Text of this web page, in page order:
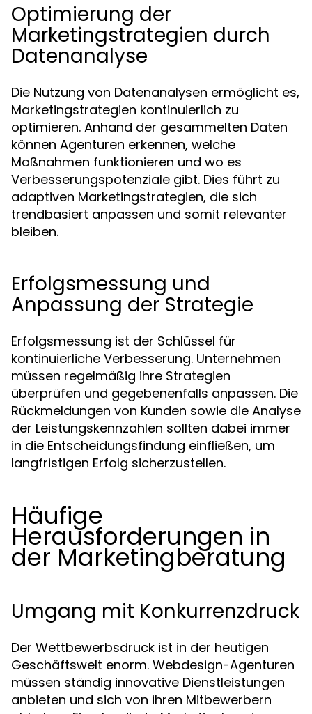
Optimierung der
Marketingstrategien durch
Datenanalyse
Die Nutzung von Datenanalysen ermöglicht es,
Marketingstrategien kontinuierlich zu
optimieren. Anhand der gesammelten Daten
können Agenturen erkennen, welche
Maßnahmen funktionieren und wo es
Verbesserungspotenziale gibt. Dies führt zu
adaptiven Marketingstrategien, die sich
trendbasiert anpassen und somit relevanter
bleiben.
Erfolgsmessung und
Anpassung der Strategie
Erfolgsmessung ist der Schlüssel für
kontinuierliche Verbesserung. Unternehmen
müssen regelmäßig ihre Strategien
überprüfen und gegebenenfalls anpassen. Die
Rückmeldungen von Kunden sowie die Analyse
der Leistungskennzahlen sollten dabei immer
in die Entscheidungsfindung einfließen, um
langfristigen Erfolg sicherzustellen.
Häufige
Herausforderungen in
der Marketingberatung
Umgang mit Konkurrenzdruck
Der Wettbewerbsdruck ist in der heutigen
Geschäftswelt enorm. Webdesign-Agenturen
müssen ständig innovative Dienstleistungen
anbieten und sich von ihren Mitbewerbern